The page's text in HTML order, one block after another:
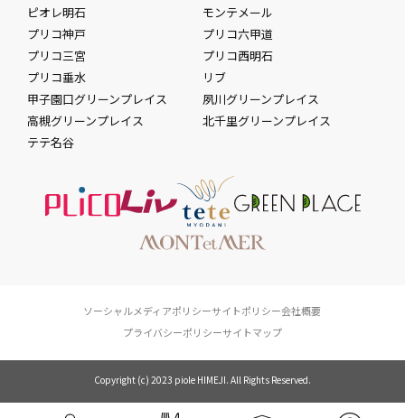
ピオレ明石
モンテメール
プリコ神戸
プリコ六甲道
プリコ三宮
プリコ西明石
プリコ垂水
リブ
甲子園口グリーンプレイス
夙川グリーンプレイス
高槻グリーンプレイス
北千里グリーンプレイス
テテ名谷
ソーシャルメディアポリシーサイトポリシー会社概要
プライバシーポリシーサイトマップ
Copyright (c) 2023 piole HIMEJI. All Rights Reserved.